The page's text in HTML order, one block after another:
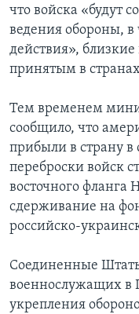
что войска «будут
ведения обороны,
действия»,
принятым в
Тем временем
сообщило, что
прибыли в страну в
переброски войск
восточного фланга
сдерживание на
российско-
Соединенные
военнослужащих
укрепления